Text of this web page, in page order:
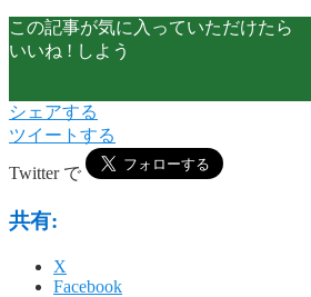
この記事が気に入っていただけたら
いいね ! しよう
シェアする
ツイートする
Twitter で
共有:
X
Facebook